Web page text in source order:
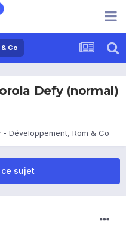
Co
Defy (normal)
Développement, Rom & Co
sujet